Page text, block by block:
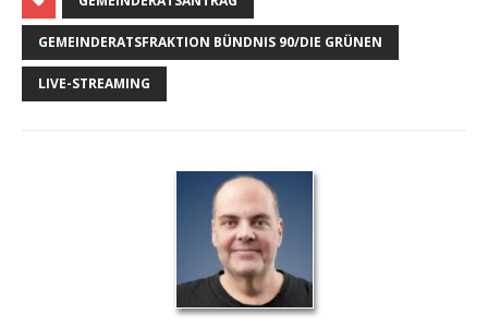
GEMEINDERATSFRAKTION BÜNDNIS 90/DIE GRÜNEN
LIVE-STREAMING